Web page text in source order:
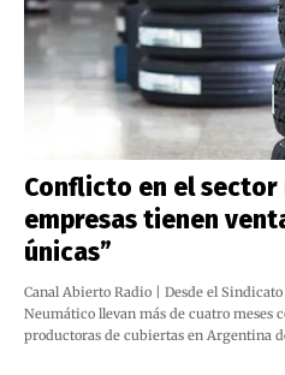
Conflicto en el sector
empresas tienen
únicas”
Canal Abierto Radio | Desde el
Neumático llevan más de cuatro meses
productoras de cubiertas en Argentina